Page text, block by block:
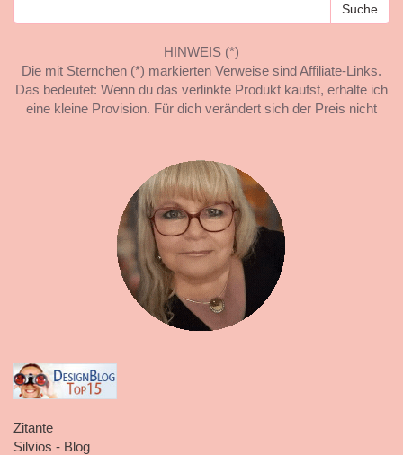
HINWEIS (*)
Die mit Sternchen (*) markierten Verweise sind Affiliate-Links.
Das bedeutet: Wenn du das verlinkte Produkt kaufst, erhalte ich
eine kleine Provision. Für dich verändert sich der Preis nicht
Zitante
Silvios - Blog